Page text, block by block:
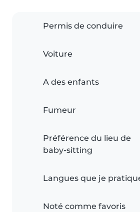
Permis de conduire
Voiture
A des enfants
Fumeur
Préférence du lieu de
baby-sitting
Langues que je
Noté comme favoris